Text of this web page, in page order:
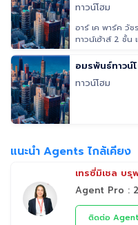
ทาวน์โฮม
อาร์ เค พาร์ค วั
ทาวน์เฮ้าส์ 2 ชั้น
อมรพันธ์ทาวน์
ทาวน์โฮม
แนะนำ Agents ไกล้เคียง
เทรซี่มิเชล บรุ
Agent Pro :
ติดต่อ